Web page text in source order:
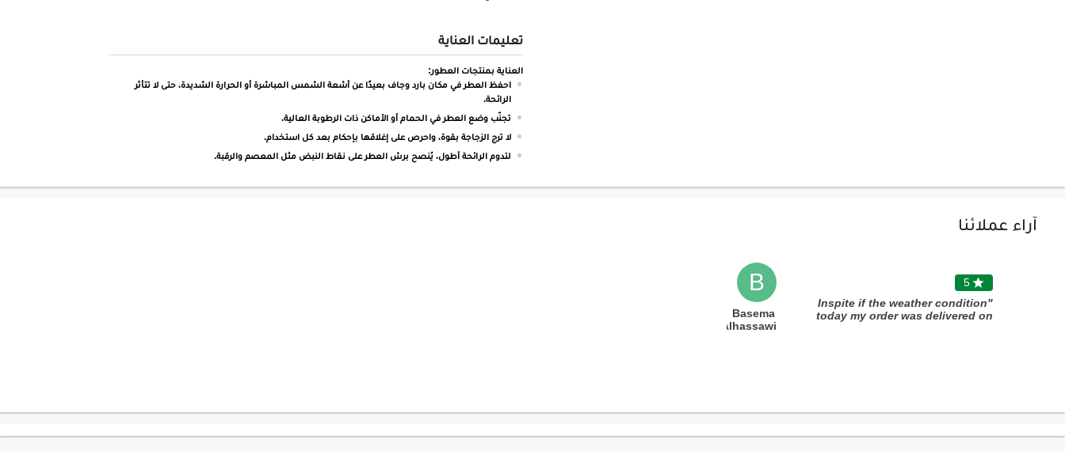
تعليمات العناية
العناية بمنتجات العطور:
احفظ العطر في مكان بارد وجاف بعيدًا عن أشعة الشمس المباشرة أو الحرارة الشديدة، حتى لا تتأثر
الرائحة.
تجنّب وضع العطر في الحمام أو الأماكن ذات الرطوبة العالية.
لا ترج الزجاجة بقوة، واحرص على إغلاقها بإحكام بعد كل استخدام.
لتدوم الرائحة أطول، يُنصح برش العطر على نقاط النبض مثل المعصم والرقبة.
آراء عملائنا
B
Basema
Alhassawi
5
"Inspite if the weather condition
today my order was delivered on